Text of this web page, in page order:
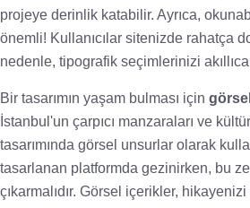
projeye derinlik katabilir. Ayrıca,
önemli! Kullanıcılar sitenizde rahatça
nedenle, tipografik seçimlerinizi akıllıca
Bir tasarımın yaşam bulması için
İstanbul'un çarpıcı manzaraları ve
tasarımında görsel unsurlar olarak
tasarlanan platformda gezinirken, bu
çıkarmalıdır. Görsel içerikler,